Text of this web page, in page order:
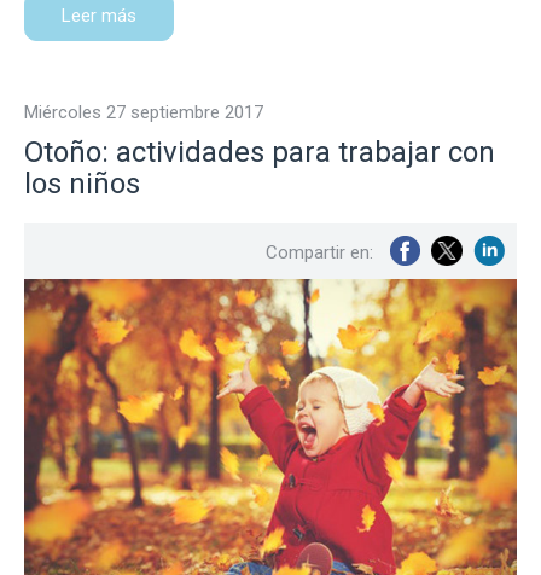
Leer más
miércoles 27 septiembre 2017
Otoño: actividades para trabajar con
los niños
Compartir en: